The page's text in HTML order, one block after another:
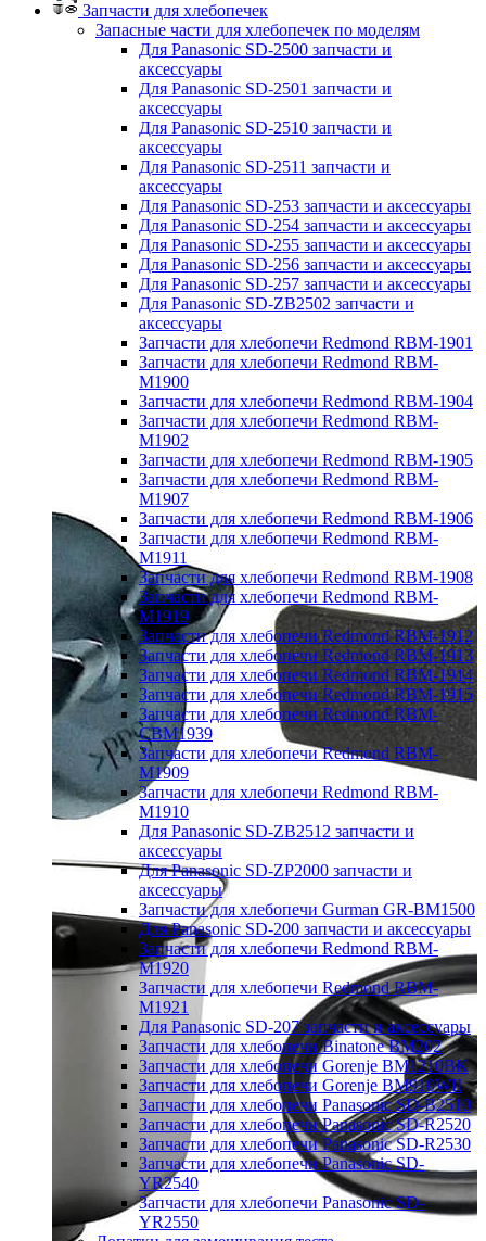
Запчасти для хлебопечек
Запасные части для хлебопечек по моделям
Для Panasonic SD-2500 запчасти и
аксессуары
Для Panasonic SD-2501 запчасти и
аксессуары
Для Panasonic SD-2510 запчасти и
аксессуары
Для Panasonic SD-2511 запчасти и
аксессуары
Для Panasonic SD-253 запчасти и аксессуары
Для Panasonic SD-254 запчасти и аксессуары
Для Panasonic SD-255 запчасти и аксессуары
Для Panasonic SD-256 запчасти и аксессуары
Для Panasonic SD-257 запчасти и аксессуары
Для Panasonic SD-ZB2502 запчасти и
аксессуары
Запчасти для хлебопечи Redmond RBM-1901
Запчасти для хлебопечи Redmond RBM-
M1900
Запчасти для хлебопечи Redmond RBM-1904
Запчасти для хлебопечи Redmond RBM-
M1902
Запчасти для хлебопечи Redmond RBM-1905
Запчасти для хлебопечи Redmond RBM-
M1907
Запчасти для хлебопечи Redmond RBM-1906
Запчасти для хлебопечи Redmond RBM-
M1911
Запчасти для хлебопечи Redmond RBM-1908
Запчасти для хлебопечи Redmond RBM-
M1919
Запчасти для хлебопечи Redmond RBM-1912
Запчасти для хлебопечи Redmond RBM-1913
Запчасти для хлебопечи Redmond RBM-1914
Запчасти для хлебопечи Redmond RBM-1915
Запчасти для хлебопечи Redmond RBM-
CBM1939
Запчасти для хлебопечи Redmond RBM-
M1909
Запчасти для хлебопечи Redmond RBM-
M1910
Для Panasonic SD-ZB2512 запчасти и
аксессуары
Для Panasonic SD-ZP2000 запчасти и
аксессуары
Запчасти для хлебопечи Gurman GR-BM1500
Для Panasonic SD-200 запчасти и аксессуары
Запчасти для хлебопечи Redmond RBM-
M1920
Запчасти для хлебопечи Redmond RBM-
M1921
Для Panasonic SD-207 запчасти и аксессуары
Запчасти для хлебопечи Binatone BM202
Запчасти для хлебопечи Gorenje BM1210BK
Запчасти для хлебопечи Gorenje BM910WII
Запчасти для хлебопечи Panasonic SD-B2510
Запчасти для хлебопечи Panasonic SD-R2520
Запчасти для хлебопечи Panasonic SD-R2530
Запчасти для хлебопечи Panasonic SD-
YR2540
Запчасти для хлебопечи Panasonic SD-
YR2550